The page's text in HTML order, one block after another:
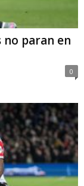
no paran en
0